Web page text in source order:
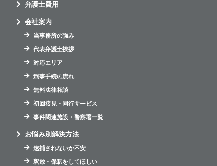
弁護士費用
会社案内
当事務所の強み
代表弁護士挨拶
対応エリア
刑事手続の流れ
無料法律相談
初回接見・同行サービス
事件関連施設・警察署一覧
お悩み別解決方法
逮捕されないか不安
釈放・保釈をしてほしい